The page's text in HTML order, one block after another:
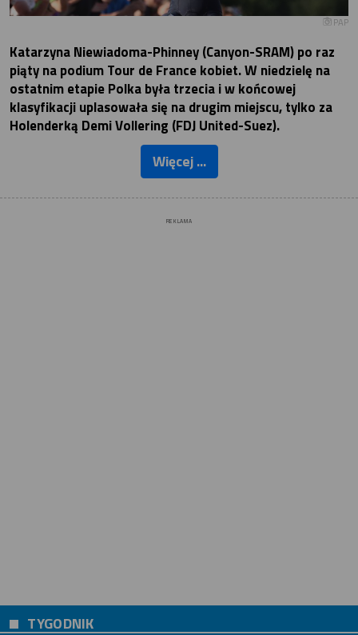
PAP
Katarzyna Niewiadoma-Phinney (Canyon-SRAM) po raz
piąty na podium Tour de France kobiet. W niedzielę na
ostatnim etapie Polka była trzecia i w końcowej
klasyfikacji uplasowała się na drugim miejscu, tylko za
Holenderką Demi Vollering (FDJ United-Suez).
Więcej ...
REKLAMA
TYGODNIK